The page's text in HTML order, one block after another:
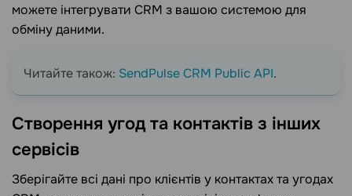
можете інтегрувати CRM з вашою системою для
обміну даними.
Читайте також: SendPulse CRM Public API.
Створення угод та контактів з інших
сервісів
Зберігайте всі дані про клієнтів у контактах та угодах